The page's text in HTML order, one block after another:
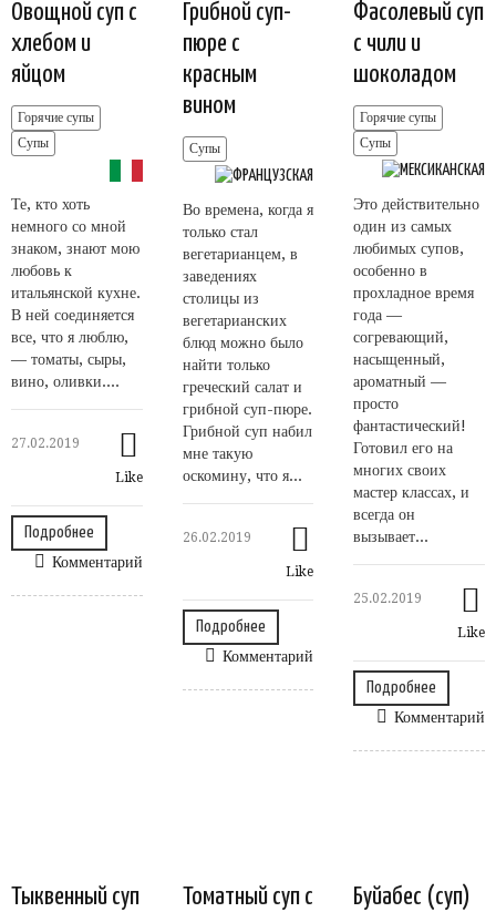
Овощной суп с
хлебом и
яйцом
Горячие супы
Супы
Те, кто хоть
немного со мной
знаком, знают мою
любовь к
итальянской кухне.
В ней соединяется
все, что я люблю,
— томаты, сыры,
вино, оливки....
27.02.2019
Like
Подробнее
Комментарий
Грибной суп-
пюре с
красным
вином
Супы
Во времена, когда я
только стал
вегетарианцем, в
заведениях
столицы из
вегетарианских
блюд можно было
найти только
греческий салат и
грибной суп-пюре.
Грибной суп набил
мне такую
оскомину, что я...
26.02.2019
Like
Подробнее
Комментарий
Фасолевый суп
с чили и
шоколадом
Горячие супы
Супы
Это действительно
один из самых
любимых супов,
особенно в
прохладное время
года —
согревающий,
насыщенный,
ароматный —
просто
фантастический!
Готовил его на
многих своих
мастер классах, и
всегда он
вызывает...
25.02.2019
Like
Подробнее
Комментарий
Тыквенный суп
Томатный суп с
Буйабес (суп)